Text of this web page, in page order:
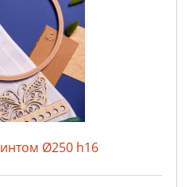
Ø250 h16